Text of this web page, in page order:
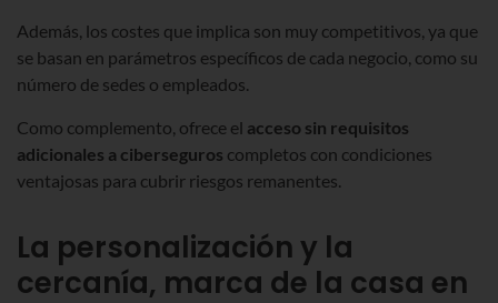
Además, los costes que implica son muy competitivos, ya que
se basan en parámetros específicos de cada negocio, como su
número de sedes o empleados.
Como complemento, ofrece el acceso sin requisitos
adicionales a ciberseguros completos con condiciones
ventajosas para cubrir riesgos remanentes.
La personalización y la
cercanía, marca de la casa en